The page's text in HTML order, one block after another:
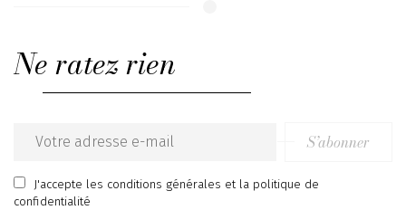
Ne ratez rien
Email
address
S’abonner
J'accepte les conditions générales et la politique de
confidentialité